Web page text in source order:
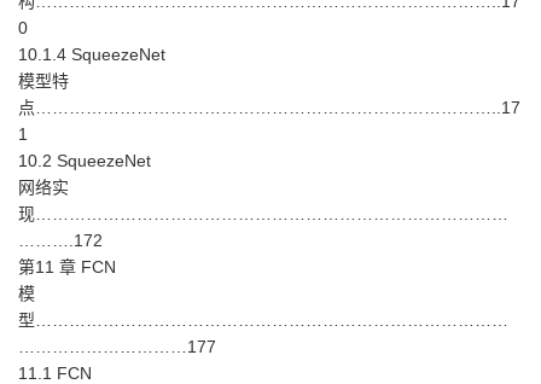
0
10.1.4 SqueezeNet
模型特
点………………………………………………………………………..17
1
10.2 SqueezeNet
网络实
现…………………………………………………………………………
……….172
第11 章 FCN
模
型…………………………………………………………………………
…………………………177
11.1 FCN